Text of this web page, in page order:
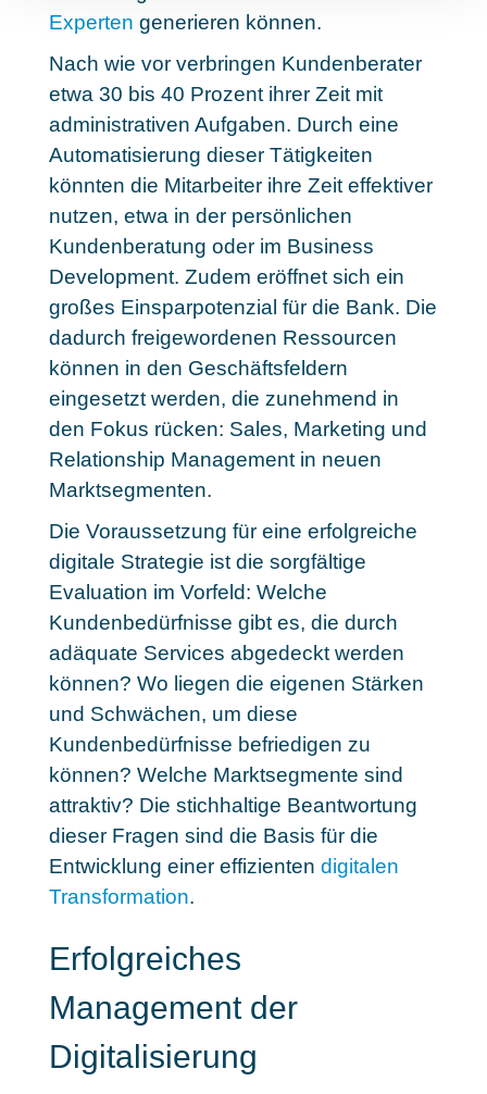
Experten generieren können.
Nach wie vor verbringen Kundenberater
etwa 30 bis 40 Prozent ihrer Zeit mit
administrativen Aufgaben. Durch eine
Automatisierung dieser Tätigkeiten
könnten die Mitarbeiter ihre Zeit effektiver
nutzen, etwa in der persönlichen
Kundenberatung oder im Business
Development. Zudem eröffnet sich ein
großes Einsparpotenzial für die Bank. Die
dadurch freigewordenen Ressourcen
können in den Geschäftsfeldern
eingesetzt werden, die zunehmend in
den Fokus rücken: Sales, Marketing und
Relationship Management in neuen
Marktsegmenten.
Die Voraussetzung für eine erfolgreiche
digitale Strategie ist die sorgfältige
Evaluation im Vorfeld: Welche
Kundenbedürfnisse gibt es, die durch
adäquate Services abgedeckt werden
können? Wo liegen die eigenen Stärken
und Schwächen, um diese
Kundenbedürfnisse befriedigen zu
können? Welche Marktsegmente sind
attraktiv? Die stichhaltige Beantwortung
dieser Fragen sind die Basis für die
Entwicklung einer effizienten digitalen
Transformation.
Erfolgreiches
Management der
Digitalisierung